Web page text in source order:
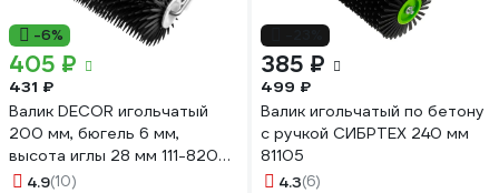
-6%
405 ₽
431 ₽
Валик DECOR игольчатый
200 мм, бюгель 6 мм,
высота иглы 28 мм 111-8200
11607409
4.9(10)
385 ₽
499 ₽
Валик игольчатый по бетону
с ручкой СИБРТЕХ 240 мм
81105
4.3(6)